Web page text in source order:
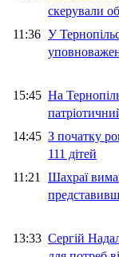
скерували
11:36 У
15:45 На
14:45 З початку
111 дітей
11:21 Шахраї
13:33 Сергій